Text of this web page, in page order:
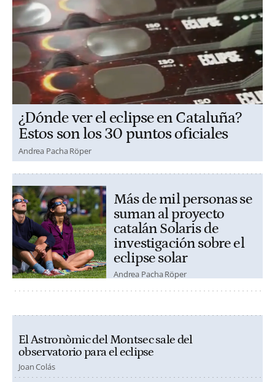
¿Dónde ver el eclipse en Cataluña?
Estos son los 30 puntos oficiales
Andrea Pacha Röper
Más de mil personas se
suman al proyecto
catalán Solaris de
investigación sobre el
eclipse solar
Andrea Pacha Röper
El Astronòmic del Montsec sale del
observatorio para el eclipse
Joan Colás